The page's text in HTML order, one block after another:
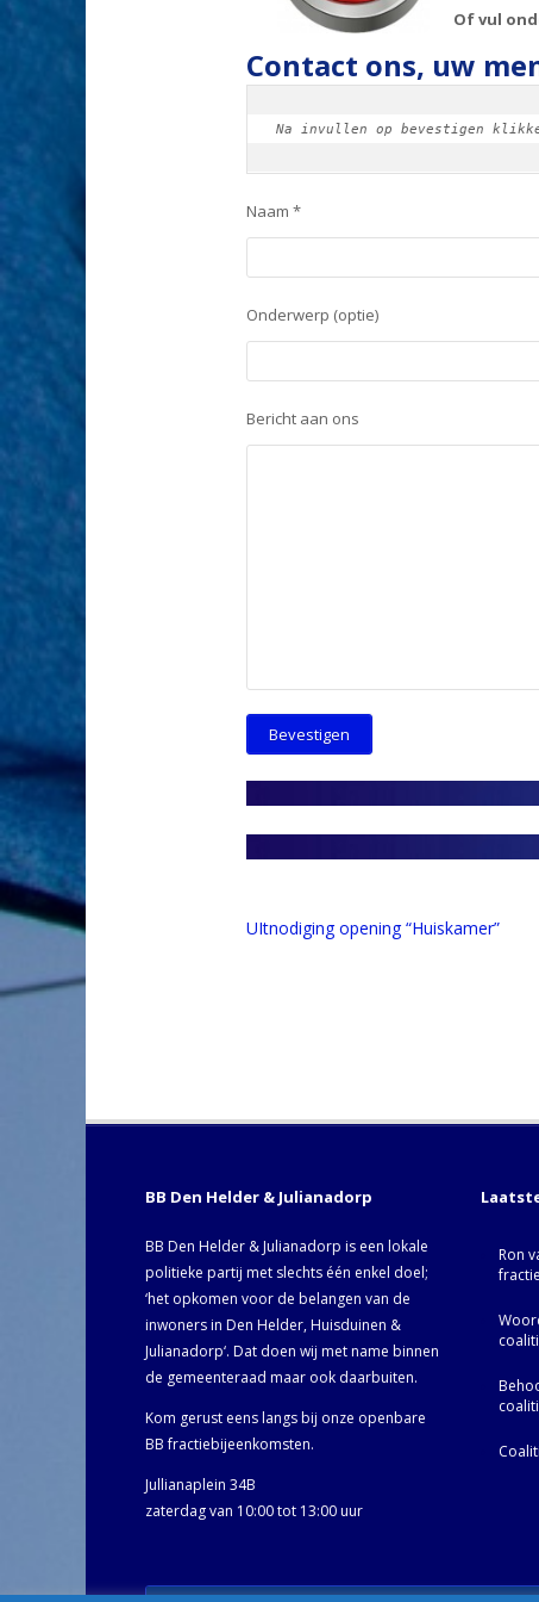
Of vul
Contact ons, uw
Na invullen op bevestigen
Naam *
Onderwerp (optie)
Bericht aan ons
UItnodiging opening “Huiskamer”
BB Den Helder & Julianadorp
BB Den Helder & Julianadorp is een lokale
politieke partij met slechts één enkel doel;
‘het opkomen voor de belangen van de
inwoners in Den Helder, Huisduinen &
Julianadorp‘. Dat doen wij met name binnen
de gemeenteraad maar ook daarbuiten.
Kom gerust eens langs bij onze openbare
BB fractiebijeenkomsten.
Jullianaplein 34B
zaterdag van 10:00 tot 13:00 uur
Ron